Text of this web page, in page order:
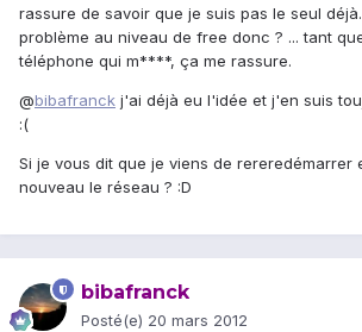
rassure de savoir que je suis pas le seul
problème au niveau de free donc ? ... tant
téléphone qui m****, ça me rassure.
@bibafranck j'ai déjà eu l'idée et j'en suis
:(
Si je vous dit que je viens de rereredémarrer
nouveau le réseau ? :D
bibafranck
Posté(e) 20 mars 2012